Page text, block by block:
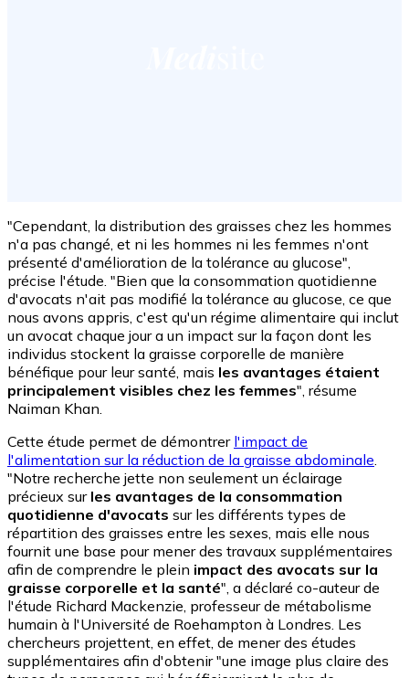
"Cependant, la distribution des graisses chez les hommes
n'a pas changé, et ni les hommes ni les femmes n'ont
présenté d'amélioration de la tolérance au glucose",
précise l'étude. "Bien que la consommation quotidienne
d'avocats n'ait pas modifié la tolérance au glucose, ce que
nous avons appris, c'est qu'un régime alimentaire qui inclut
un avocat chaque jour a un impact sur la façon dont les
individus stockent la graisse corporelle de manière
bénéfique pour leur santé, mais les avantages étaient
principalement visibles chez les femmes", résume
Naiman Khan.
Cette étude permet de démontrer l'impact de
l'alimentation sur la réduction de la graisse abdominale
"Notre recherche jette non seulement un éclairage
précieux sur les avantages de la consommation
quotidienne d'avocats sur les différents types de
répartition des graisses entre les sexes, mais elle nous
fournit une base pour mener des travaux supplémentaires
afin de comprendre le plein impact des avocats sur la
graisse corporelle et la santé", a déclaré co-auteur de
l'étude Richard Mackenzie, professeur de métabolisme
humain à l'Université de Roehampton à Londres. Les
chercheurs projettent, en effet, de mener des études
supplémentaires afin d'obtenir "une image plus claire des